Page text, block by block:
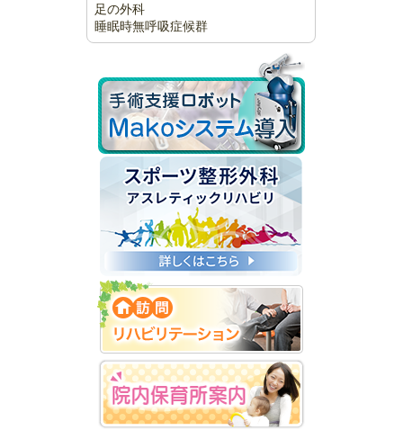
足の外科
睡眠時無呼吸症候群